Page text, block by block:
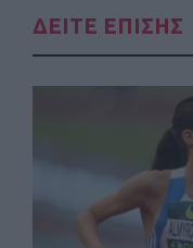
ΔΕΙΤΕ ΕΠΙΣΗΣ